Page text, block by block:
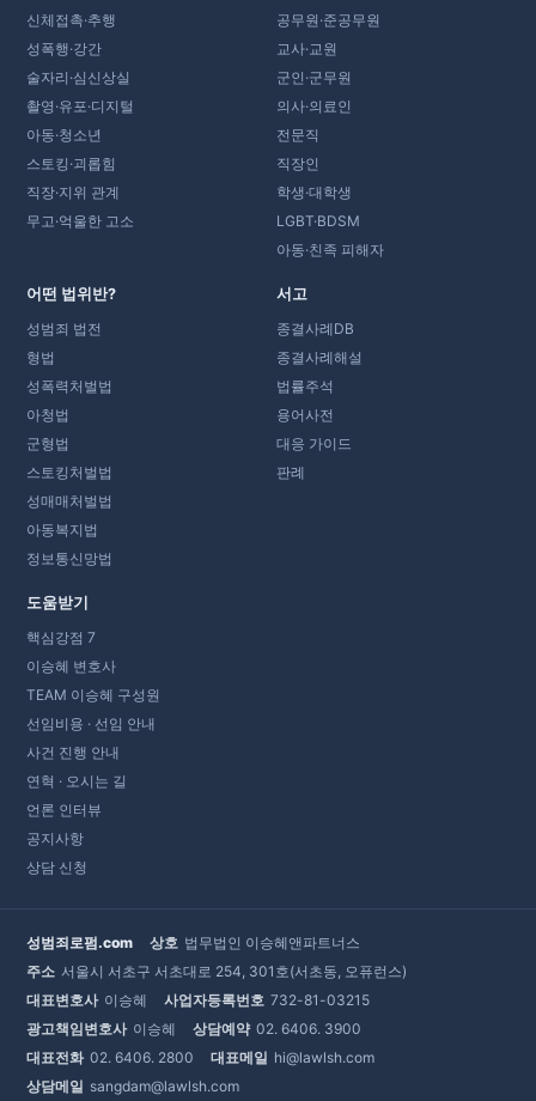
신체접촉·추행
성폭행·강간
술자리·심신상실
촬영·유포·디지털
아동·청소년
스토킹·괴롭힘
직장·지위 관계
무고·억울한 고소
공무원·준공무원
교사·교원
군인·군무원
의사·의료인
전문직
직장인
학생·대학생
LGBT·BDSM
아동·친족 피해자
어떤 법위반?
성범죄 법전
형법
성폭력처벌법
아청법
군형법
스토킹처벌법
성매매처벌법
아동복지법
정보통신망법
서고
종결사례DB
종결사례해설
법률주석
용어사전
대응 가이드
판례
도움받기
핵심강점 7
이승혜 변호사
TEAM 이승혜 구성원
선임비용 · 선임 안내
사건 진행 안내
연혁 · 오시는 길
언론 인터뷰
공지사항
상담 신청
성범죄로펌.com 상호 법무법인 이승혜앤파트너스
주소 서울시 서초구 서초대로 254, 301호(서초동, 오퓨런스)
대표변호사 이승혜 사업자등록번호 732-81-03215
광고책임변호사 이승혜 상담예약 02. 6406. 3900
대표전화 02. 6406. 2800 대표메일 hi@lawlsh.com
상담메일 sangdam@lawlsh.com